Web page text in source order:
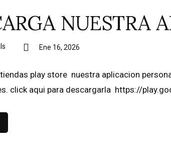
NUESTRA
Ene 16, 2026
play store nuestra aplicacion
click aqui para descargarla https://